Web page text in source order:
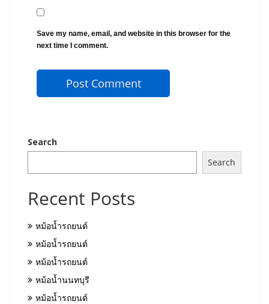
Save my name, email, and website in this browser for the
next time I comment.
Search
Search
Recent Posts
หม้อน้ำรถยนต์
หม้อน้ำรถยนต์
หม้อน้ำรถยนต์
หม้อน้ำนนทบุรี
หม้อน้ำรถยนต์